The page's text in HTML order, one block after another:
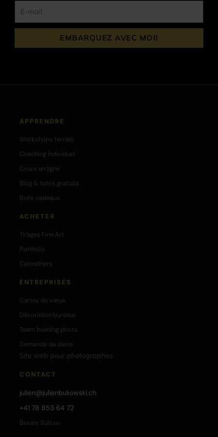
Nom
EMBARQUEZ AVEC MOI!
APPRENDRE
Workshops terrain
Coaching individuel
Cours en ligne
Blog & tutos gratuits
Bons cadeaux
ACHETER
Tirages Fine Art
Portfolio
Calendriers
ENTREPRISES
Cartes de vœux
Décoration bureaux
Team building photo
Demande de devis
Site web pour photographes
CONTACT
julien@julienbukowski.ch
+41 78 853 64 72
Bevaix, Suisse